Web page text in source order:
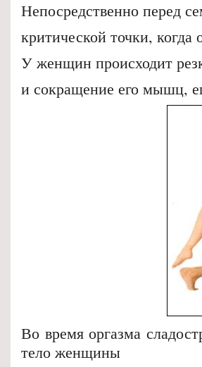
Непосредственно перед
критической точки, когда
У женщин происходит
и сокращение его мышц,
Во время оргазма
тело женщины